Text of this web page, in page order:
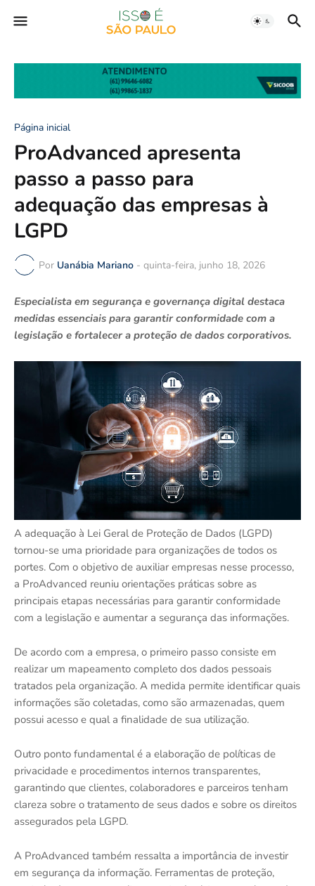
Página inicial
ProAdvanced apresenta
passo a passo para
adequação das empresas à
LGPD
Por Uanábia Mariano - quinta-feira, junho 18, 2026
Especialista em segurança e governança digital destaca
medidas essenciais para garantir conformidade com a
legislação e fortalecer a proteção de dados corporativos.
A adequação à Lei Geral de Proteção de Dados (LGPD)
tornou-se uma prioridade para organizações de todos os
portes. Com o objetivo de auxiliar empresas nesse processo,
a ProAdvanced reuniu orientações práticas sobre as
principais etapas necessárias para garantir conformidade
com a legislação e aumentar a segurança das informações.
De acordo com a empresa, o primeiro passo consiste em
realizar um mapeamento completo dos dados pessoais
tratados pela organização. A medida permite identificar quais
informações são coletadas, como são armazenadas, quem
possui acesso e qual a finalidade de sua utilização.
Outro ponto fundamental é a elaboração de políticas de
privacidade e procedimentos internos transparentes,
garantindo que clientes, colaboradores e parceiros tenham
clareza sobre o tratamento de seus dados e sobre os direitos
assegurados pela LGPD.
A ProAdvanced também ressalta a importância de investir
em segurança da informação. Ferramentas de proteção,